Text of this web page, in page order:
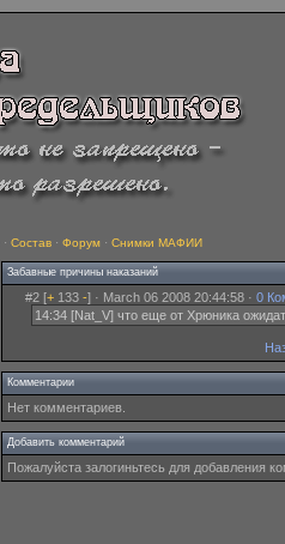
· Состав · Форум · Снимки МАФИИ
Забавные причины наказаний
#2 [+ 133 -] · March 06 2008 20:44:58 · 0
14:34 [Nat_V] что еще от Хрюника
Комментарии
Нет комментариев.
Добавить комментарий
Пожалуйста залогиньтесь для добавления